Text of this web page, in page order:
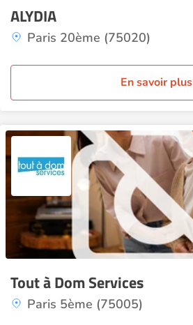
ALYDIA
Paris 20ème (75020)
En savoir plus
Tout à Dom Services
Paris 5ème (75005)